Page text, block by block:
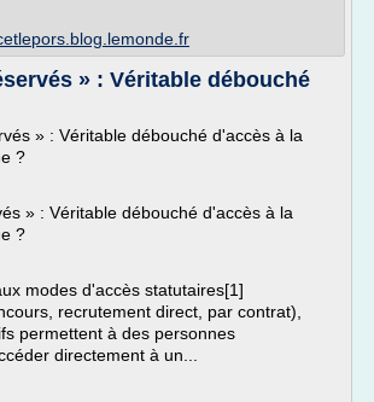
» : Véritable débouché
» : Véritable débouché d'accès à la
?
» : Véritable débouché d'accès à la
?
modes d'accès statutaires[1]
recrutement direct, par contrat),
permettent à des personnes
directement à un...